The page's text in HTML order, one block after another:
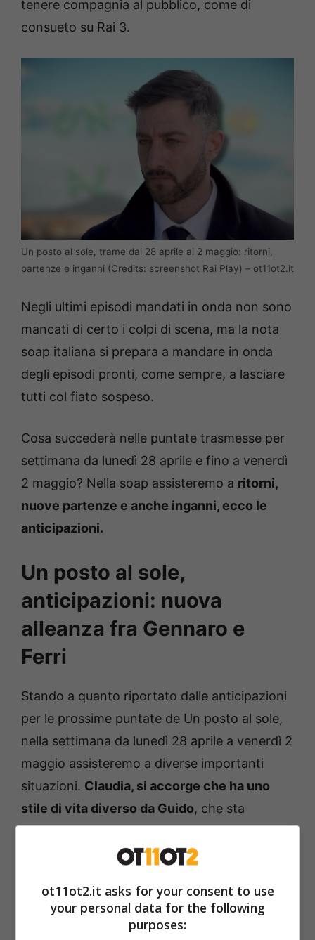
tenere compagnia al pubblico, come di
consueto su Rai 3.
Un posto al sole, trame dal 28 aprile al 2 maggio: ritorni,
partenze e inganni (Credits: screenshot Rai Play) – ot11ot2.it
Negli ultimi episodi mandati in onda non sono
mancati di certo i colpi di scena, ma la nota
soap italiana si prepara a mandare in onda
degli episodi pronti, come sempre, a lasciare
tutti col fiato sospeso.
Cosa succederà nelle puntate trasmesse per
settimana da lunedì 28 aprile e fino a venerdì
2 maggio? Nella soap assisteremo a ritorni,
nuove partenze e anche inganni, ecco le
anticipazioni.
Un posto al sole,
anticipazioni: nuova
alleanza fra Gennaro e
Ferri
Stando a quanto riportato dalle anticipazioni
per le prossime puntate de Un posto al sole,
nella settimana da lunedì 28 aprile a venerdì 2
maggio assisteremo a diverse importanti
situazioni. Claudia, si accorge che ha uno
stile di vita diverso da Guido, che sta
piuttosto arrancando dietro di lei e comincerà
ad avere dei dubbi sul suo amore; Michele
sue scelte preoccupano Rossella e Silvia,
mentre Marisa è convinta di aver trovato
ot11ot2.it asks for your consent to use
your personal data for the following
purposes: